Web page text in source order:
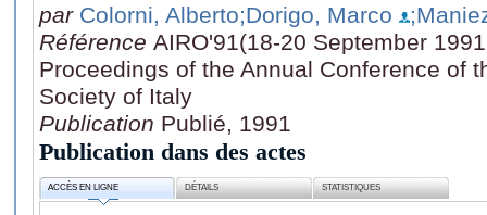
par Colorni, Alberto;Dorigo, Marco
Référence AIRO'91(18-20 September
Proceedings of the Annual Conference of
Society of Italy
Publication Publié, 1991
Publication dans des actes
ACCÈS EN LIGNE DÉTAILS STATISTIQUES